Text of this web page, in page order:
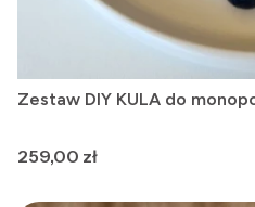
Zestaw DIY KULA do
Cena
259,00 zł